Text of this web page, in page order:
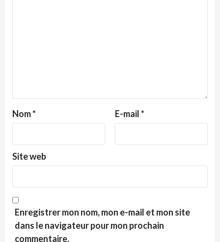
Nom* E-mail*
Site web
Enregistrer mon nom, mon e-mail et mon site
dans le navigateur pour mon prochain
commentaire.